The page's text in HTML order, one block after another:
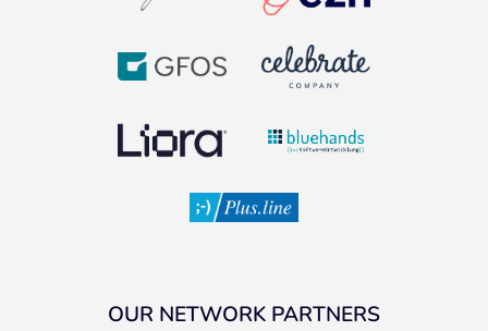
OUR NETWORK PARTNERS